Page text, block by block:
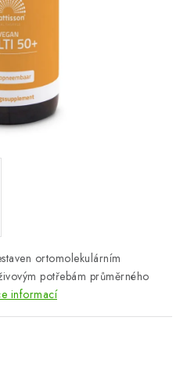
Kontakty
ortomolekulárním
potřebám průměrného
informací